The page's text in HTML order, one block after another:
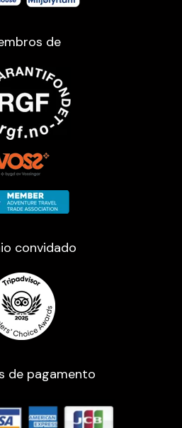
de
convidado
de pagamento